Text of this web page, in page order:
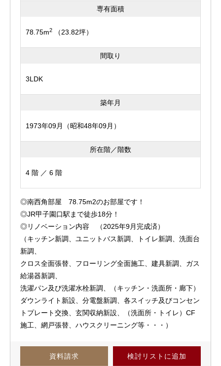
専有面積
78.75m2 （23.82坪）
間取り
3LDK
築年月
1973年09月（昭和48年09月）
所在階／階数
4 階 ／ 6 階
資料請求 検討リスト に追加
◎南西角部屋 78.75m2のお部屋です！
◎JR甲子園口駅まで徒歩18分！
◎リノベーション内容 （2025年9月完成済）
（キッチン新調、ユニットバス新調、トイレ新調、洗面台
新調、
クロス全面張替、フローリング全面施工、建具新調、ガス
給湯器新調、
洗濯パン及び洗濯水栓新調、（キッチン・洗面所・廊下）
ダウンライト新設、分電盤新調、各スイッチ及びコンセン
トプレート交換、玄関収納新設、（洗面所・トイレ）CF
施工、網戸張替、ハウスクリーニング等・・・）